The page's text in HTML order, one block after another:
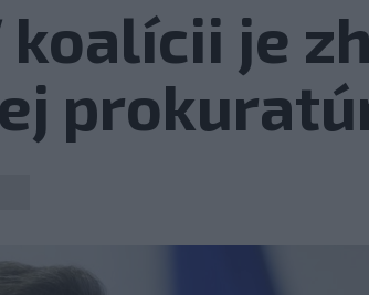
koalícii je